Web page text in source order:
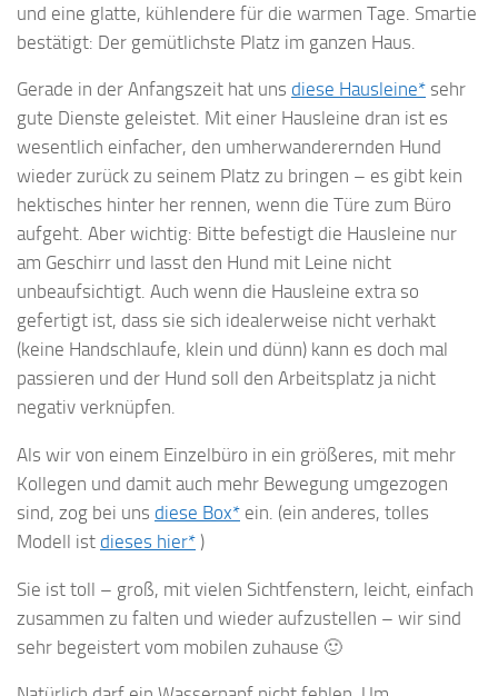
und eine glatte, kühlendere für die warmen Tage. Smartie
bestätigt: Der gemütlichste Platz im ganzen Haus.
Gerade in der Anfangszeit hat uns diese Hausleine* sehr
gute Dienste geleistet. Mit einer Hausleine dran ist es
wesentlich einfacher, den umherwanderernden Hund
wieder zurück zu seinem Platz zu bringen – es gibt kein
hektisches hinter her rennen, wenn die Türe zum Büro
aufgeht. Aber wichtig: Bitte befestigt die Hausleine nur
am Geschirr und lasst den Hund mit Leine nicht
unbeaufsichtigt. Auch wenn die Hausleine extra so
gefertigt ist, dass sie sich idealerweise nicht verhakt
(keine Handschlaufe, klein und dünn) kann es doch mal
passieren und der Hund soll den Arbeitsplatz ja nicht
negativ verknüpfen.
Als wir von einem Einzelbüro in ein größeres, mit mehr
Kollegen und damit auch mehr Bewegung umgezogen
sind, zog bei uns diese Box* ein. (ein anderes, tolles
Modell ist dieses hier* )
Sie ist toll – groß, mit vielen Sichtfenstern, leicht, einfach
zusammen zu falten und wieder aufzustellen – wir sind
sehr begeistert vom mobilen zuhause 🙂